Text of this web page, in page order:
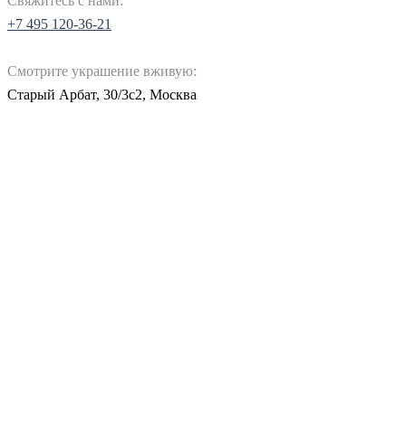
+7 495 120-36-21
Смотрите украшение вживую:
Старый Арбат, 30/3с2, Москва